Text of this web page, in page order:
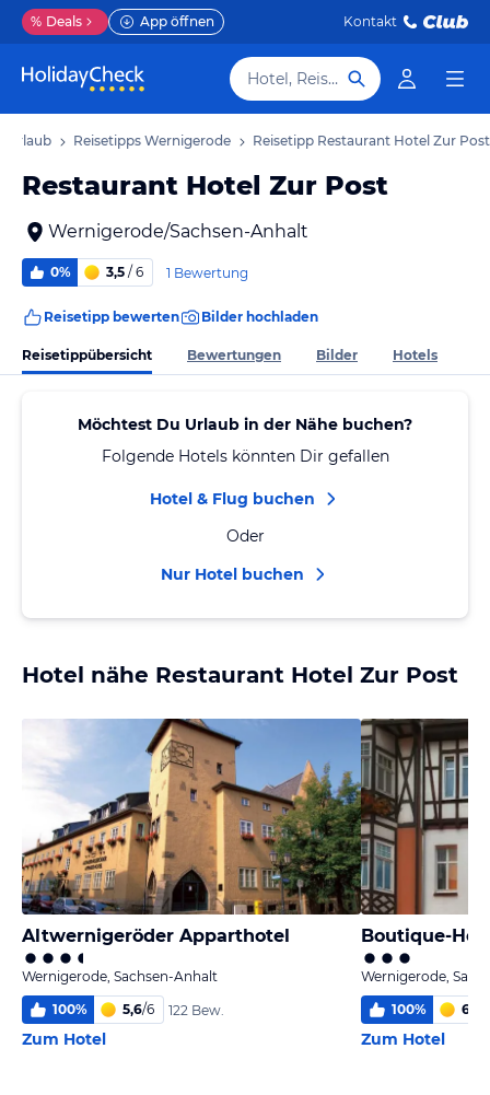
% Deals App öffnen Kontakt
Hotel, Reiseziel
Urlaub Reisetipps Wernigerode Reisetipp Restaurant Hotel Zur Post
Restaurant Hotel Zur Post
Wernigerode/Sachsen-Anhalt
0% 3,5 / 6 1 Bewertung
Reisetipp bewerten Bilder hochladen
Reisetippübersicht Bewertungen Bilder Hotels
Möchtest Du Urlaub in der Nähe buchen?
Folgende Hotels könnten Dir gefallen
Hotel & Flug buchen
Oder
Nur Hotel buchen
Hotel nähe Restaurant Hotel Zur Post
Altwernigeröder Apparthotel
Wernigerode, Sachsen-Anhalt
100% 5,6/6 122 Bew.
Zum Hotel
Boutique-
Wernigerode,
100% 6,0
Zum Hotel